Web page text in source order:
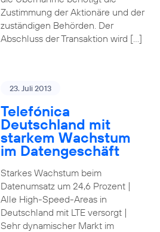
Zustimmung der Aktionäre und der
zuständigen Behörden. Der
Abschluss der Transaktion wird […]
23. Juli 2013
Telefónica
Deutschland mit
starkem Wachstum
im Datengeschäft
Starkes Wachstum beim
Datenumsatz um 24,6 Prozent |
Alle High-Speed-Areas in
Deutschland mit LTE versorgt |
Sehr dynamischer Markt im